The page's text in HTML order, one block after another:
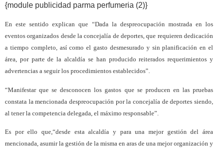
{module publicidad parma perfumeria (2)}
En este sentido explican que “Dada la despreocupación mostrada en los
eventos organizados desde la concejalía de deportes, que requieren dedicación
a tiempo completo, así como el gasto desmesurado y sin planificación en el
área, por parte de la alcaldía se han producido reiterados requerimientos y
advertencias a seguir los procedimientos establecidos”.
“Manifestar que se desconocen los gastos que se producen en las pruebas
constata la mencionada despreocupación por la concejalía de deportes siendo,
al tener la competencia delegada, el máximo responsable”.
Es por ello que,“desde esta alcaldía y para una mejor gestión del área
mencionada, asumir la gestión de la misma en aras de una mejor organización y